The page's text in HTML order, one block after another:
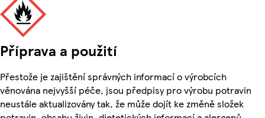
Příprava a použití
Přestože je zajištění správných informací o výrobcích
věnována nejvyšší péče, jsou předpisy pro výrobu potravin
neustále aktualizovány tak, že může dojít ke změně složek